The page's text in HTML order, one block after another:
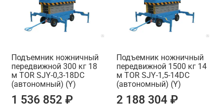
Подъемник ножничный
передвижной 300 кг 18
м TOR SJY-0,3-18DC
(автономный) (Y)
1 536 852 ₽
Подъемник ножничный
передвижной 1500 кг 14
м TOR SJY-1,5-14DC
(автономный) (Y)
2 188 304 ₽